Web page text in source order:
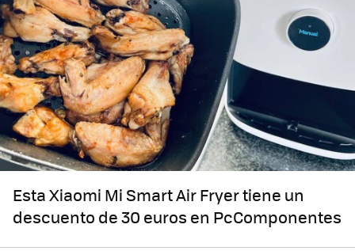
Esta Xiaomi Mi Smart Air Fryer tiene un
descuento de 30 euros en PcComponentes